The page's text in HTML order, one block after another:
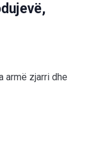
armë zjarri dhe